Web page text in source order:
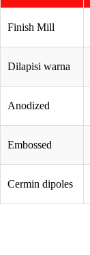
Finish Mill
Dilapisi warna
Anodized
Embossed
Cermin dipoles